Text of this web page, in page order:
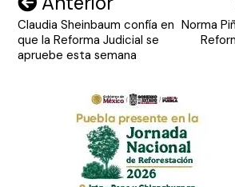
de
entradas
Claudia Sheinbaum confía en
que la Reforma Judicial se
apruebe esta semana
Norma